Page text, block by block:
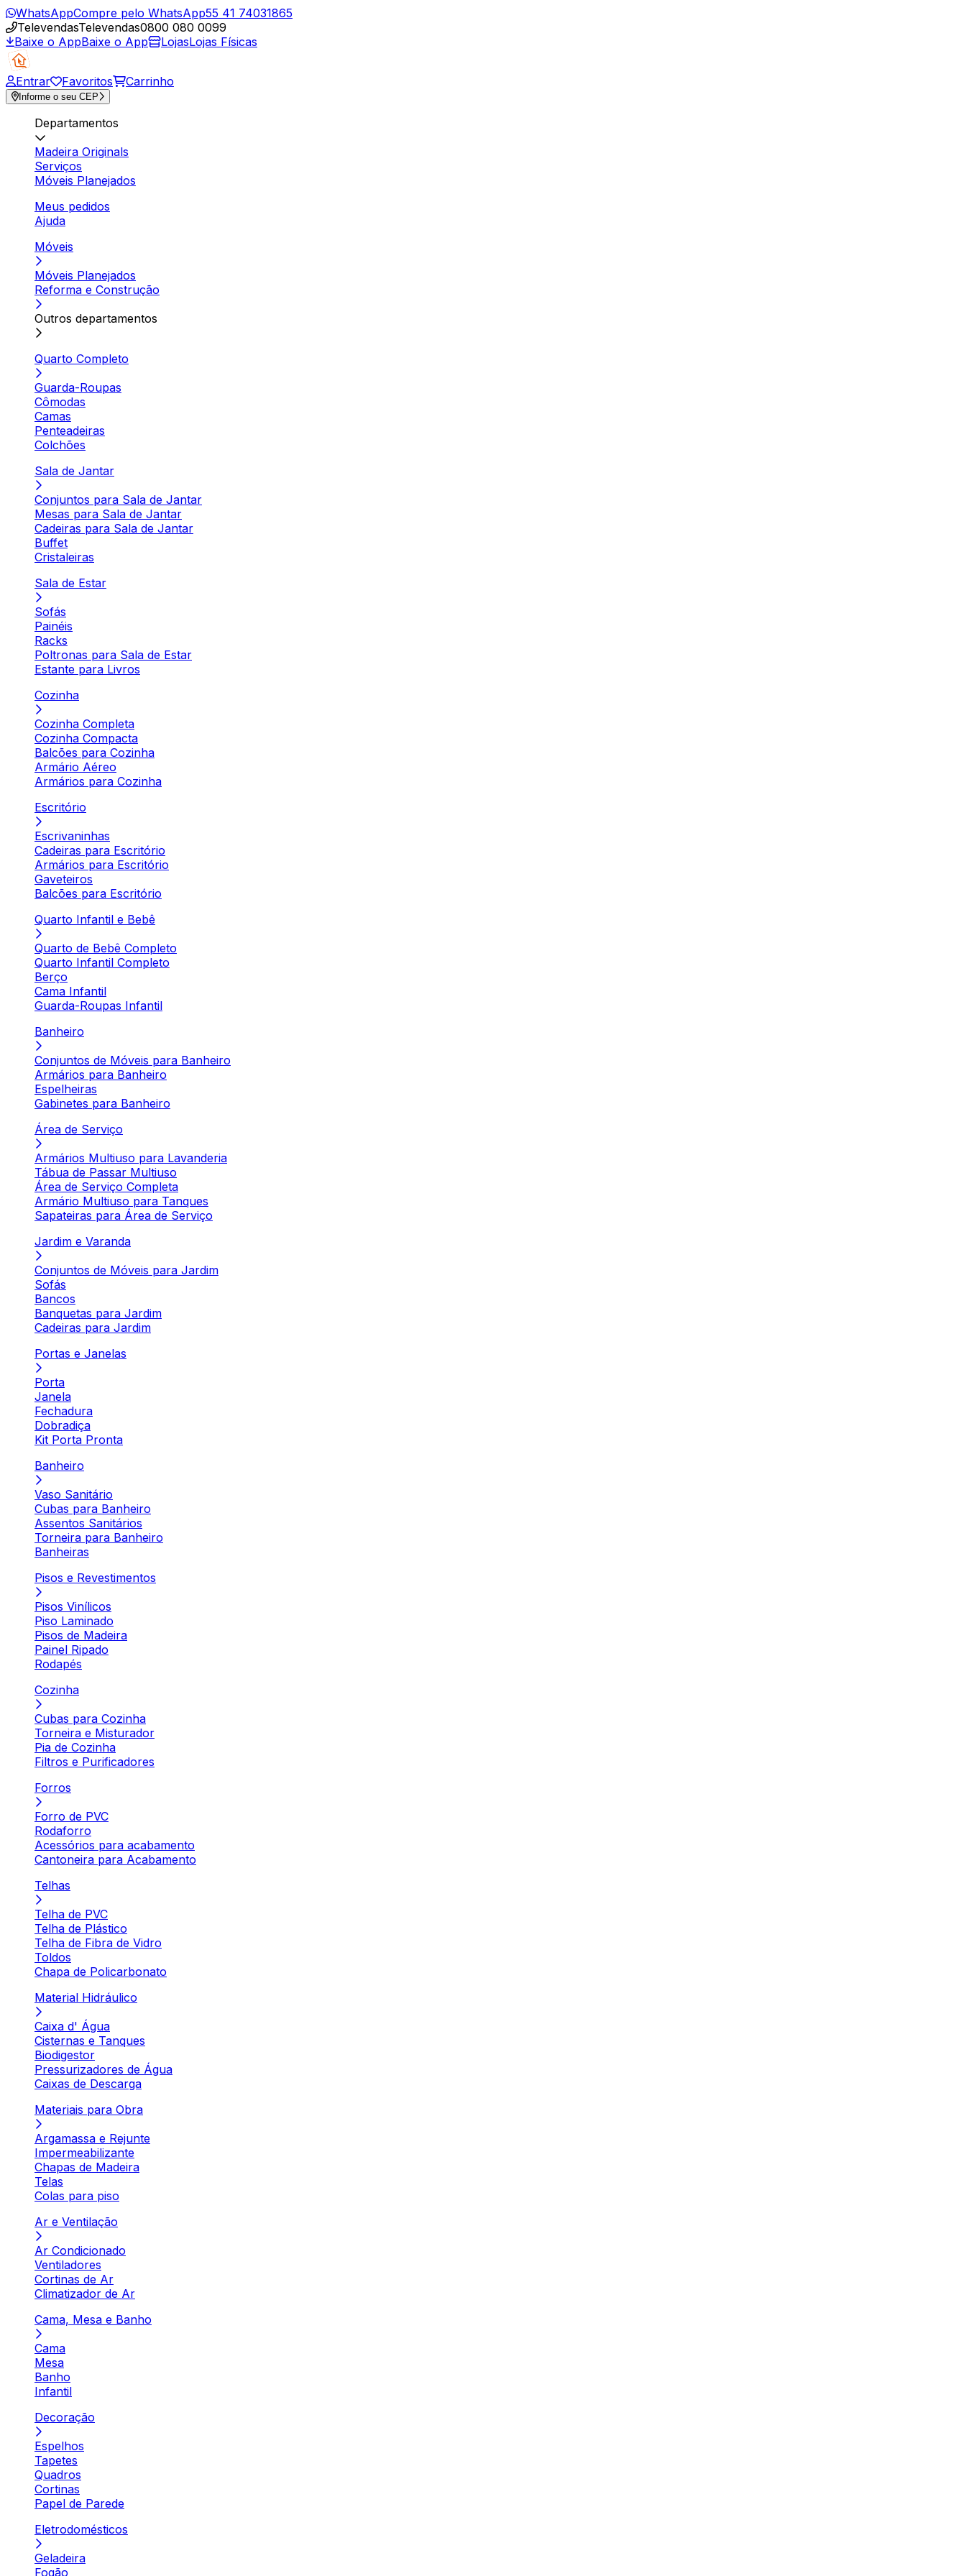
WhatsAppCompre pelo WhatsApp55 41 74031865
TelevendasTelevendas0800 080 0099
Baixe o AppBaixe o App LojasLojas Físicas
Entrar Favoritos Carrinho
Informe o seu CEP
Departamentos
Madeira Originals
Serviços
Móveis Planejados
Meus pedidos
Ajuda
Móveis
Móveis Planejados
Reforma e Construção
Outros departamentos
Quarto Completo
Guarda-Roupas
Cômodas
Camas
Penteadeiras
Colchões
Sala de Jantar
Conjuntos para Sala de Jantar
Mesas para Sala de Jantar
Cadeiras para Sala de Jantar
Buffet
Cristaleiras
Sala de Estar
Sofás
Painéis
Racks
Poltronas para Sala de Estar
Estante para Livros
Cozinha
Cozinha Completa
Cozinha Compacta
Balcões para Cozinha
Armário Aéreo
Armários para Cozinha
Escritório
Escrivaninhas
Cadeiras para Escritório
Armários para Escritório
Gaveteiros
Balcões para Escritório
Quarto Infantil e Bebê
Quarto de Bebê Completo
Quarto Infantil Completo
Berço
Cama Infantil
Guarda-Roupas Infantil
Banheiro
Conjuntos de Móveis para Banheiro
Armários para Banheiro
Espelheiras
Gabinetes para Banheiro
Área de Serviço
Armários Multiuso para Lavanderia
Tábua de Passar Multiuso
Área de Serviço Completa
Armário Multiuso para Tanques
Sapateiras para Área de Serviço
Jardim e Varanda
Conjuntos de Móveis para Jardim
Sofás
Bancos
Banquetas para Jardim
Cadeiras para Jardim
Portas e Janelas
Porta
Janela
Fechadura
Dobradiça
Kit Porta Pronta
Banheiro
Vaso Sanitário
Cubas para Banheiro
Assentos Sanitários
Torneira para Banheiro
Banheiras
Pisos e Revestimentos
Pisos Vinílicos
Piso Laminado
Pisos de Madeira
Painel Ripado
Rodapés
Cozinha
Cubas para Cozinha
Torneira e Misturador
Pia de Cozinha
Filtros e Purificadores
Forros
Forro de PVC
Rodaforro
Acessórios para acabamento
Cantoneira para Acabamento
Telhas
Telha de PVC
Telha de Plástico
Telha de Fibra de Vidro
Toldos
Chapa de Policarbonato
Material Hidráulico
Caixa d' Água
Cisternas e Tanques
Biodigestor
Pressurizadores de Água
Caixas de Descarga
Materiais para Obra
Argamassa e Rejunte
Impermeabilizante
Chapas de Madeira
Telas
Colas para piso
Ar e Ventilação
Ar Condicionado
Ventiladores
Cortinas de Ar
Climatizador de Ar
Cama, Mesa e Banho
Cama
Mesa
Banho
Infantil
Decoração
Espelhos
Tapetes
Quadros
Cortinas
Papel de Parede
Eletrodomésticos
Geladeira
Fogão